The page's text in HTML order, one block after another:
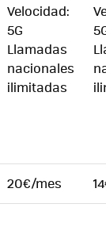
Velocidad:
5G
Llamadas
nacionales
ilimitadas
20€/mes